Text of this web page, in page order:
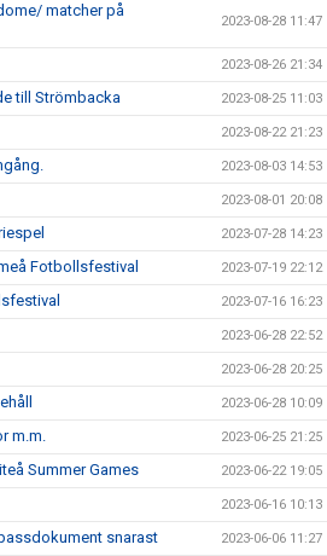
matcher på
2023-08-28 11:47
2023-08-26 21:34
till Strömbacka 2023-08-25 11:03
2023-08-22 21:23
2023-08-03 14:53
2023-08-01 20:08
2023-07-28 14:23
Fotbollsfestival 2023-07-19 22:12
2023-07-16 16:23
2023-06-28 22:52
2023-06-28 20:25
2023-06-28 10:09
m.m. 2023-06-25 21:25
Summer Games 2023-06-22 19:05
2023-06-16 10:13
snarast 2023-06-06 11:27